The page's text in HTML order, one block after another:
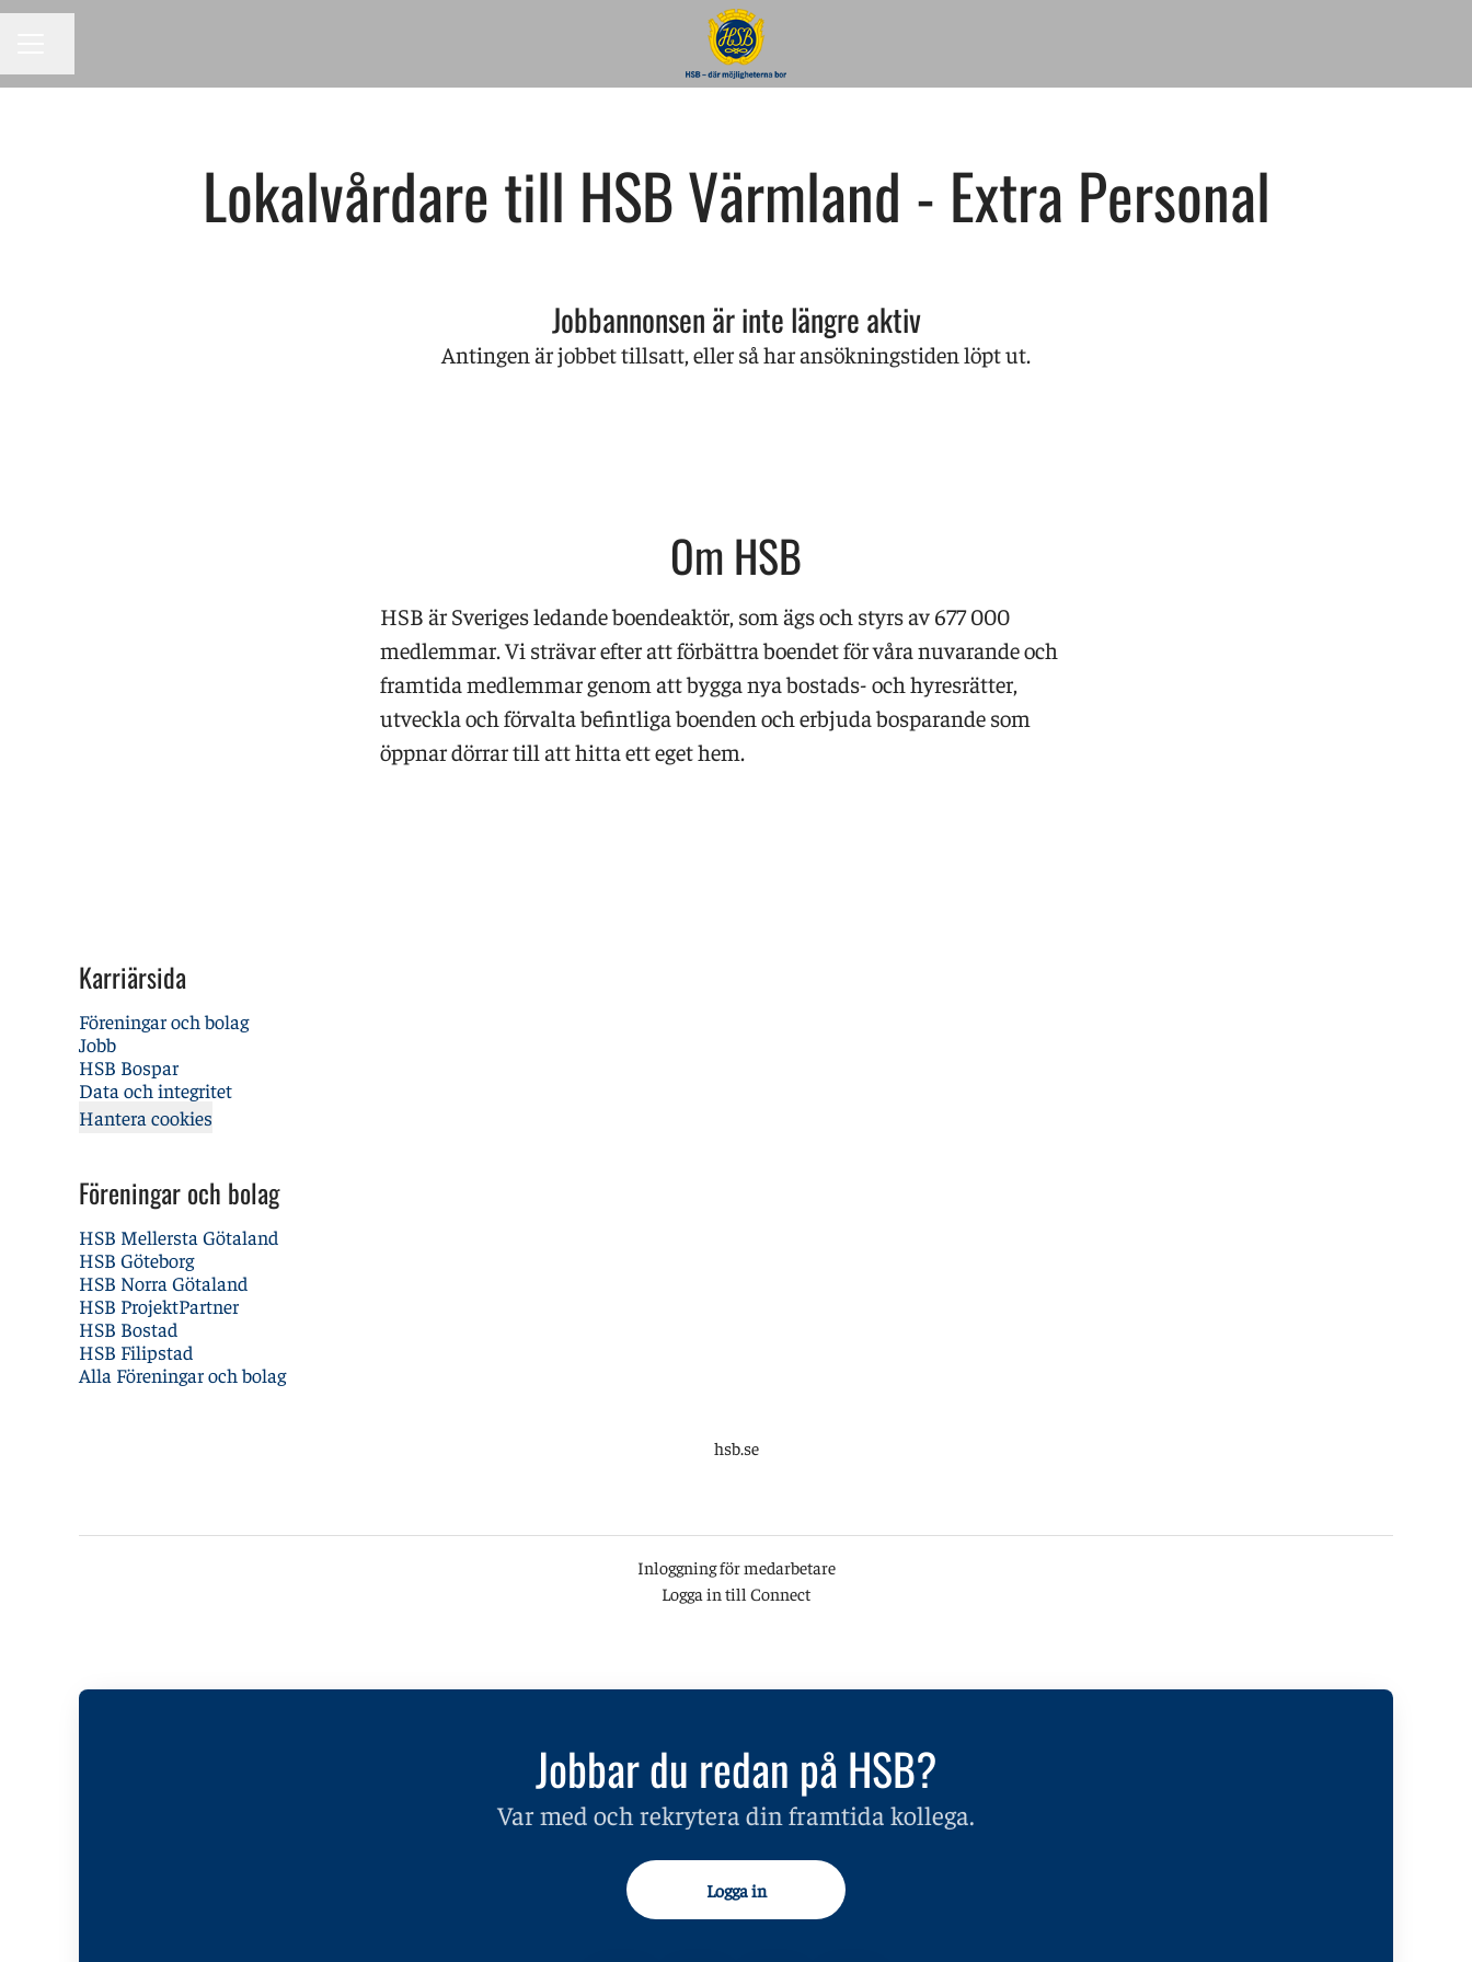
Lokalvårdare till HSB Värmland - Extra Personal
Jobbannonsen är inte längre aktiv
Antingen är jobbet tillsatt, eller så har ansökningstiden löpt ut.
Om HSB
HSB är Sveriges ledande boendeaktör, som ägs och styrs av 677 000
medlemmar. Vi strävar efter att förbättra boendet för våra nuvarande och
framtida medlemmar genom att bygga nya bostads- och hyresrätter,
utveckla och förvalta befintliga boenden och erbjuda bosparande som
öppnar dörrar till att hitta ett eget hem.
Karriärsida
Föreningar och bolag
Jobb
HSB Bospar
Data och integritet
Hantera cookies
Föreningar och bolag
HSB Mellersta Götaland
HSB Göteborg
HSB Norra Götaland
HSB ProjektPartner
HSB Bostad
HSB Filipstad
Alla Föreningar och bolag
hsb.se
Inloggning för medarbetare
Logga in till Connect
Jobbar du redan på HSB?
Var med och rekrytera din framtida kollega.
Logga in